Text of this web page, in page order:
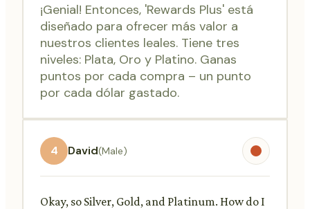
¡Genial! Entonces, 'Rewards Plus' está
diseñado para ofrecer más valor a
nuestros clientes leales. Tiene tres
niveles: Plata, Oro y Platino. Ganas
puntos por cada compra – un punto
por cada dólar gastado.
4 David(Male)
Okay, so Silver, Gold, and Platinum. How do I